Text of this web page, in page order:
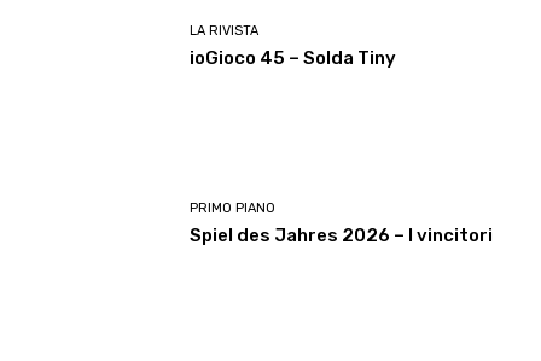
LA RIVISTA
ioGioco 45 – Solda Tiny
PRIMO PIANO
Spiel des Jahres 2026 – I vincitori